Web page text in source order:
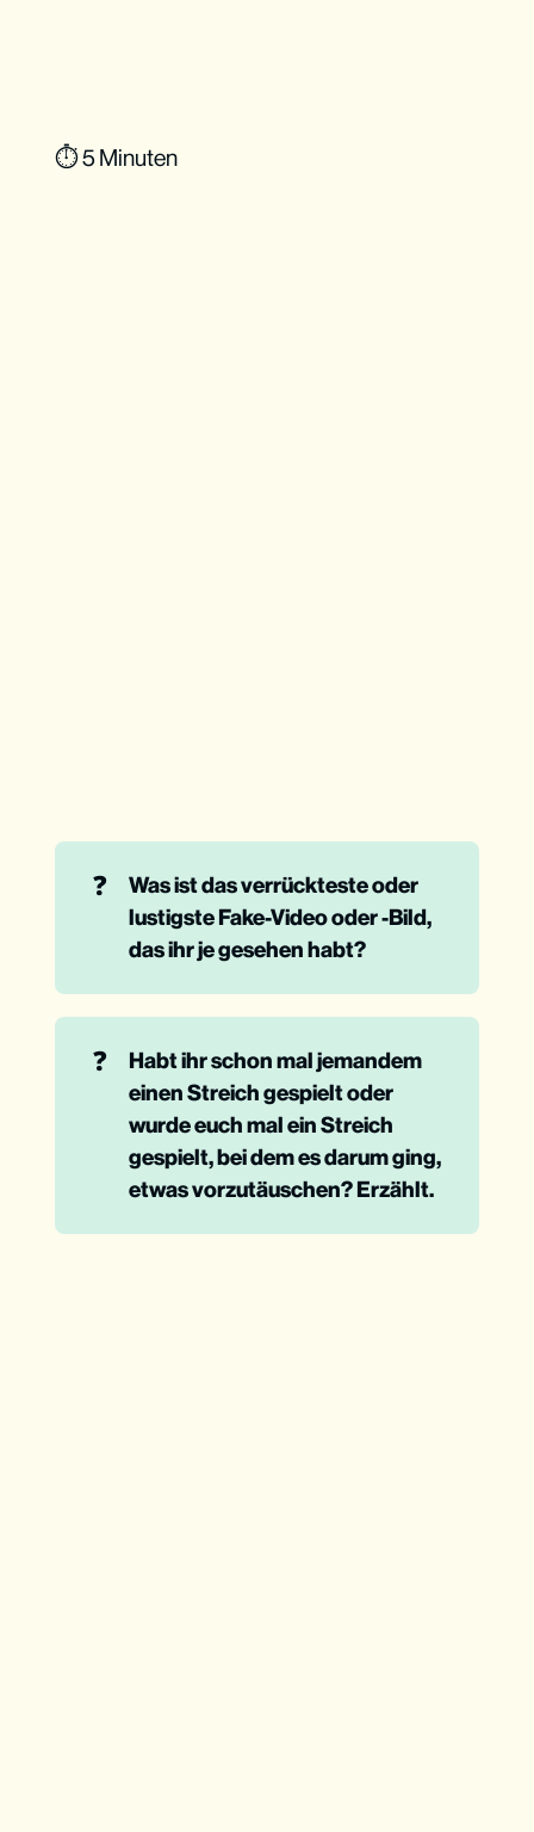
⏱ 5 Minuten
❓
Was ist das verrückteste oder
lustigste Fake-Video oder -Bild,
das ihr je gesehen habt?
❓
Habt ihr schon mal jemandem
einen Streich gespielt oder
wurde euch mal ein Streich
gespielt, bei dem es darum ging,
etwas vorzutäuschen? Erzählt.